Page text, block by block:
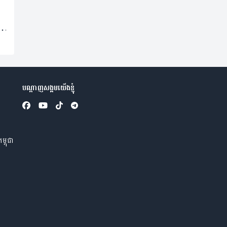
ពុជា
បណ្តាញសង្គមយើងខ្ញុំ